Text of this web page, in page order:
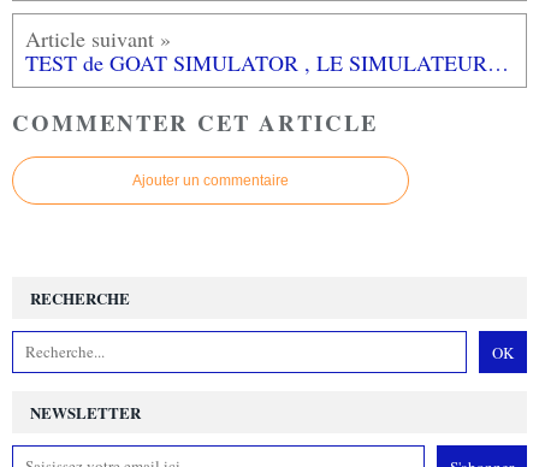
TEST de GOAT SIMULATOR , LE SIMULATEUR DE CHEVRE (sur PC): comment faire le buzz avec du grand n'importe quoi!
COMMENTER CET ARTICLE
Ajouter un commentaire
NEWSLETTER
RECHERCHE